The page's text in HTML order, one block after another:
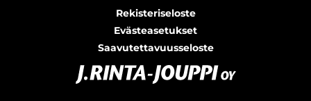
Rekisteriseloste
Evästeasetukset
Saavutettavuusseloste